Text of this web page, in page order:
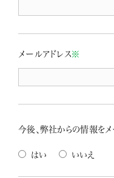
メールアドレス※
今後、弊社からの情報を
はい いいえ